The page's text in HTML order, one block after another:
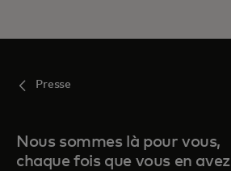
Presse
Nous sommes là pour vous,
chaque fois que vous en avez